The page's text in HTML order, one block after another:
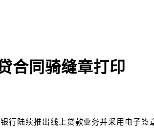
合同骑缝章打印
陆续推出线上贷款业务并采用电子签